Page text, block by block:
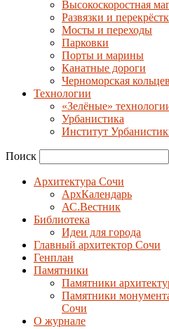
Высокоскоростная
Развязки и
Мосты и переходы
Парковки
Порты и марины
Канатные дороги
Черноморская
Технологии
«Зелёные»
Урбанистика
Институт
Поиск
Архитектура Сочи
АрхКалендарь
АС.Вестник
Библиотека
Идеи для города
Главный архитектор Сочи
Генплан
Памятники
Памятники
Памятники
Сочи
О журнале